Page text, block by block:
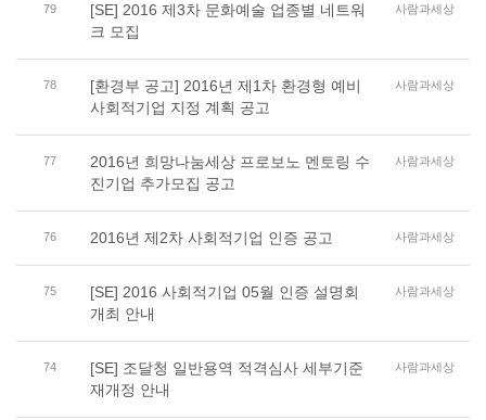
79
[SE] 2016 제3차 문화예술 업종별 네트워
크 모집
사람과세상
78
[환경부 공고] 2016년 제1차 환경형 예비
사회적기업 지정 계획 공고
사람과세상
77
2016년 희망나눔세상 프로보노 멘토링 수
진기업 추가모집 공고
사람과세상
76 2016년 제2차 사회적기업 인증 공고 사람과세상
75
[SE] 2016 사회적기업 05월 인증 설명회
개최 안내
사람과세상
74
[SE] 조달청 일반용역 적격심사 세부기준
재개정 안내
사람과세상